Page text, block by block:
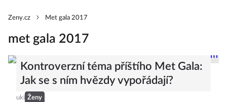
Zeny.cz Met gala 2017
met gala 2017
Kontroverzní téma příštího Met Gala:
Jak se s ním hvězdy vypořádají?
uki Ženy